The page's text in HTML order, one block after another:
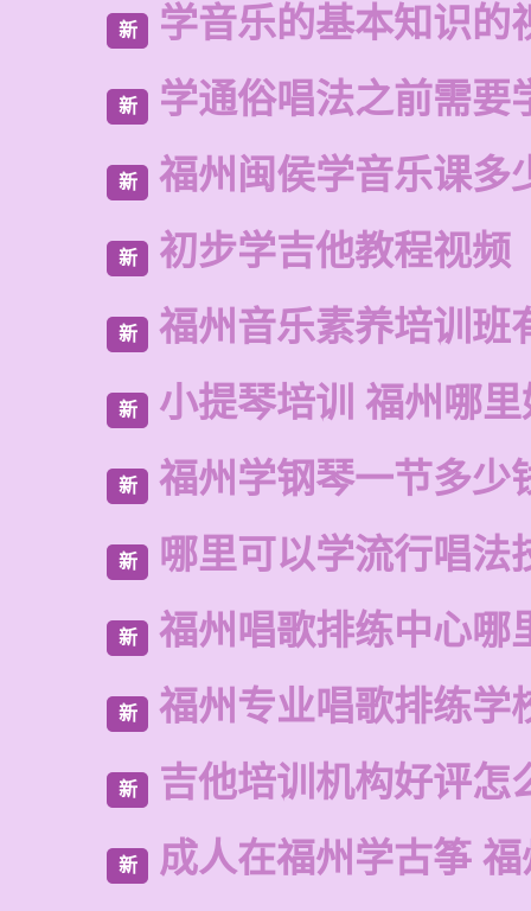
新 学音乐的基本知识的
新 学通俗唱法之前需要
新 福州闽侯学音乐课多
新 初步学吉他教程视频
新 福州音乐素养培训班
新 小提琴培训 福州哪
新 福州学钢琴一节多少
新 哪里可以学流行唱法
新 福州唱歌排练中心哪
新 福州专业唱歌排练学
新 吉他培训机构好评怎
新 成人在福州学古筝